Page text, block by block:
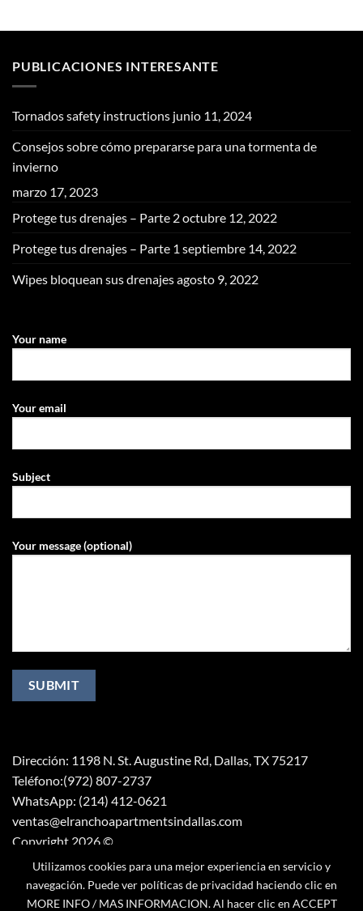
PUBLICACIONES INTERESANTE
Tornados safety instructions junio 11, 2024
Consejos sobre cómo prepararse para una tormenta de
invierno
marzo 17, 2023
Protege tus drenajes – Parte 2octubre 12, 2022
Protege tus drenajes – Parte 1 septiembre 14, 2022
Wipes bloquean sus drenajesagosto 9, 2022
Your name
Your email
Subject
Your message (optional)
Dirección: 1198 N. St. Augustine Rd, Dallas, TX 75217
Teléfono:(972) 807-2737
WhatsApp: (214) 412-0621
ventas@elranchoapartmentsindallas.com
Copyright 2026 ©
Mentes Digitales RW
Utilizamos cookies para una mejor experiencia en servicio y
navegación. Puede ver políticas de privacidad haciendo clic en
MORE INFO / MAS INFORMACION. Al hacer clic en ACCEPT